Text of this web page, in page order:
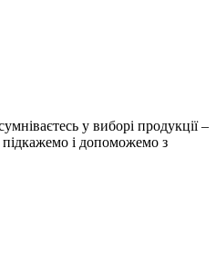
у виборі продукції –
і допоможемо з